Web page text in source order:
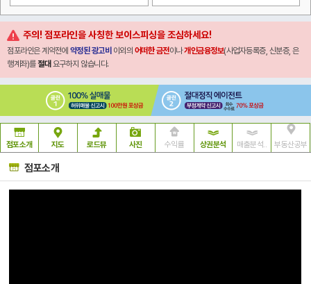
주의! 점포라인을 사칭한 보이스피싱을 조심하세요!
점포라인은 계약전에 약정된 광고비이외의 어떠한 금전이나개인금융정보(사업자등록증, 신분증, 은
행계좌)를 절대요구하지 않습니다.
점포소개 지도 로드뷰 사진 수익률 상권분석 매출분석.. 부동산공부
점포소개